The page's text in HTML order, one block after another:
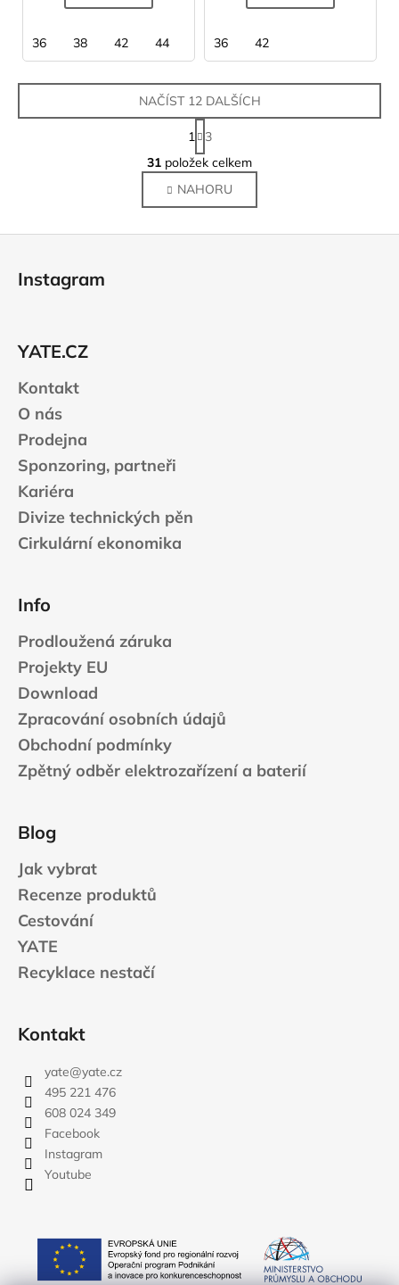
36 38 42 44 36 42
O
v
l
á
d
NAČÍST 12 DALŠÍCH
S
t
r
á
n
k
1
3
31 položek celkem
NAHORU
Instagram
YATE.CZ
Kontakt
O nás
Prodejna
Sponzoring, partneři
Kariéra
Divize technických pěn
Cirkulární ekonomika
Info
Prodloužená záruka
Projekty EU
Download
Zpracování osobních údajů
Obchodní podmínky
Zpětný odběr elektrozařízení a baterií
Blog
Jak vybrat
Recenze produktů
Cestování
YATE
Recyklace nestačí
Kontakt
yate@yate.cz
495 221 476
608 024 349
Facebook
Instagram
Youtube